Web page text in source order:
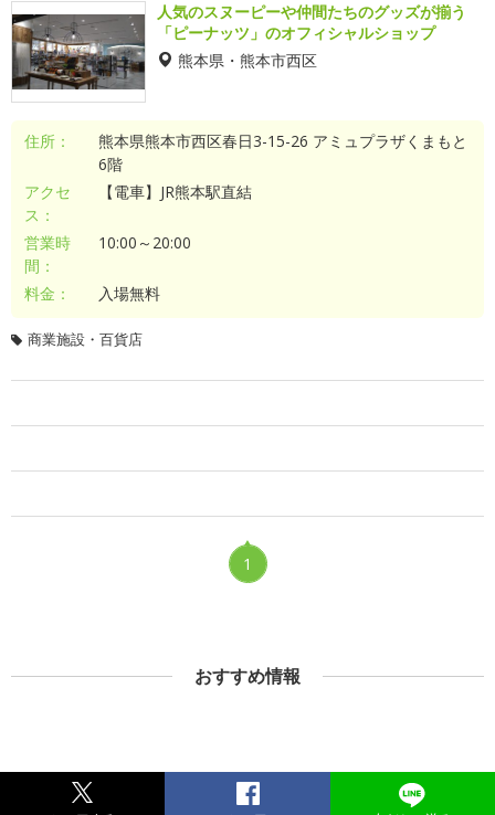
人気のスヌーピーや仲間たちのグッズが揃う
「ピーナッツ」のオフィシャルショップ
熊本県・熊本市西区
住所：
熊本県熊本市西区春日3-15-26 アミュプラザくまもと
6階
アクセ
ス：
【電車】JR熊本駅直結
営業時
間：
10:00～20:00
料金： 入場無料
商業施設・百貨店
1
おすすめ情報